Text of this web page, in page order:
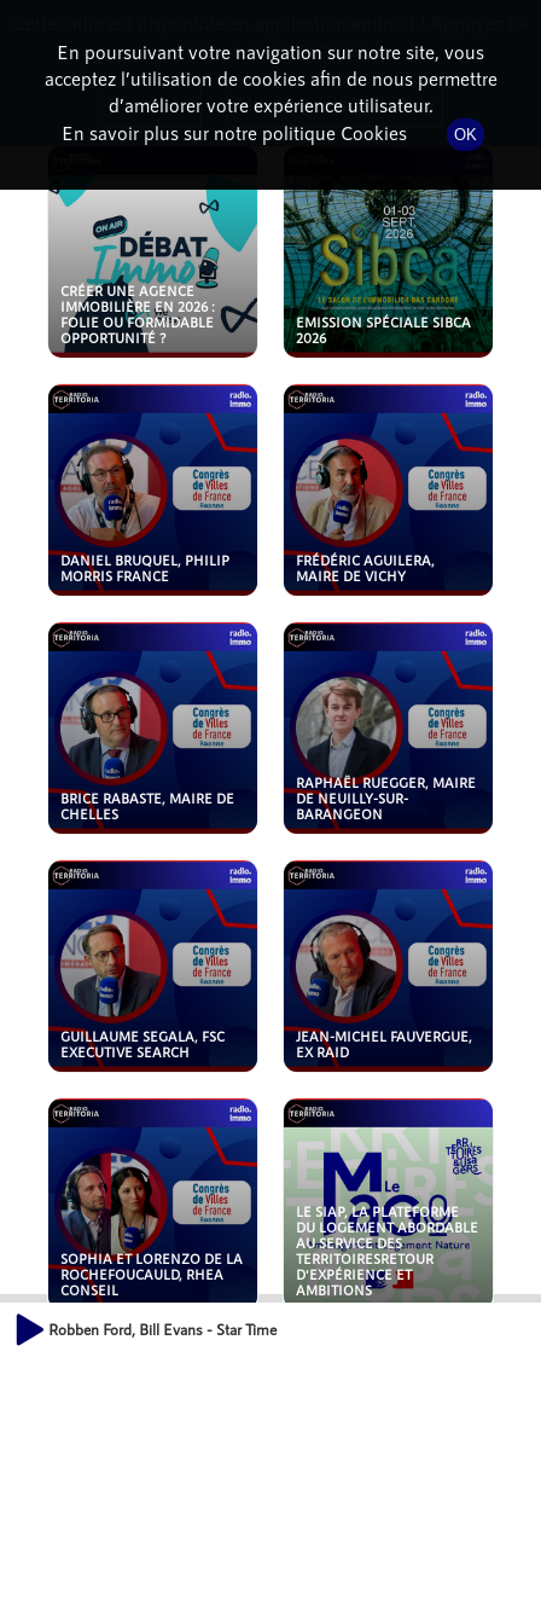
PODCASTS
CRÉER UNE AGENCE
IMMOBILIÈRE EN 2026 :
FOLIE OU FORMIDABLE
OPPORTUNITÉ ?
EMISSION SPÉCIALE SIBCA
2026
DANIEL BRUQUEL, PHILIP
MORRIS FRANCE
FRÉDÉRIC AGUILERA,
MAIRE DE VICHY
BRICE RABASTE, MAIRE DE
CHELLES
RAPHAËL RUEGGER, MAIRE
DE NEUILLY-SUR-
BARANGEON
GUILLAUME SEGALA, FSC
EXECUTIVE SEARCH
JEAN-MICHEL FAUVERGUE,
EX RAID
SOPHIA ET LORENZO DE LA
ROCHEFOUCAULD, RHEA
CONSEIL
LE SIAP, LA PLATEFORME
DU LOGEMENT ABORDABLE
AU SERVICE DES
TERRITOIRESRETOUR
D'EXPÉRIENCE ET
AMBITIONS
Robben Ford, Bill Evans - Star Time
En poursuivant votre navigation sur notre site, vous
acceptez l’utilisation de cookies afin de nous permettre
d’améliorer votre expérience utilisateur.
En savoir plus sur notre politique Cookies
OK
dessous pour l'installer.
Non merci Télécharger l'application